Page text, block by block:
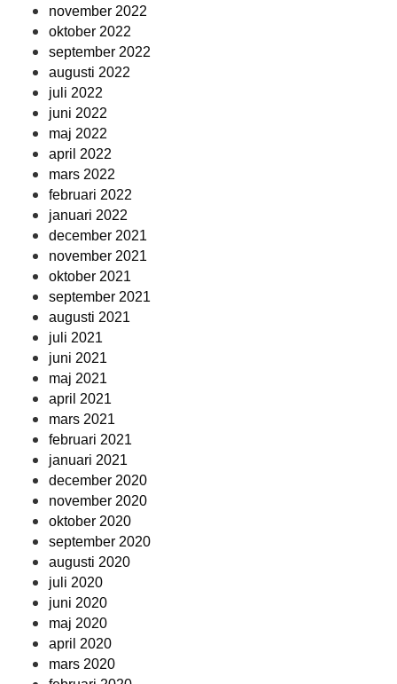
november 2022
oktober 2022
september 2022
augusti 2022
juli 2022
juni 2022
maj 2022
april 2022
mars 2022
februari 2022
januari 2022
december 2021
november 2021
oktober 2021
september 2021
augusti 2021
juli 2021
juni 2021
maj 2021
april 2021
mars 2021
februari 2021
januari 2021
december 2020
november 2020
oktober 2020
september 2020
augusti 2020
juli 2020
juni 2020
maj 2020
april 2020
mars 2020